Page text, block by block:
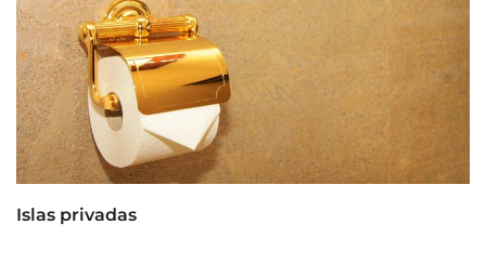
Islas privadas